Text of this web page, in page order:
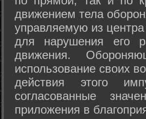
движением тела
управляемую из
для нарушения его
движения.
использование своих
действия этого
согласованные
приложения в